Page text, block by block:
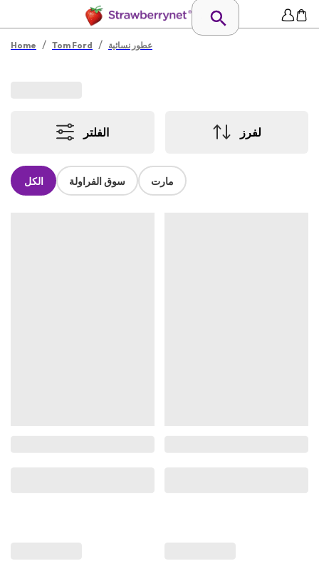
Home / Tom Ford / عطور نسائية
الفلتر لفرز
الكل سوق الفراولة مارت